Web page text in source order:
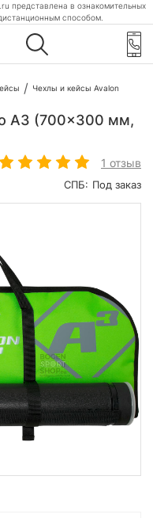
представлена в ознакомительных
способом.
Чехлы и кейсы Avalon
A3 (700x300 мм,
1 отзыв
СПБ: Под заказ